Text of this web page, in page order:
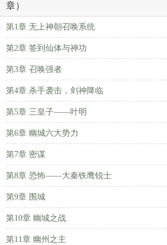
章）
第1章 无上神朝召唤系统
第2章 签到仙体与神功
第3章 召唤强者
第4章 杀手袭击，剑神降临
第5章 三皇子——叶明
第6章 幽城六大势力
第7章 密谋
第8章 恐怖——大秦铁鹰锐士
第9章 围城
第10章 幽城之战
第11章 幽州之主